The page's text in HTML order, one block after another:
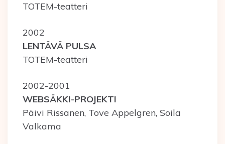
TOTEM-teatteri
2002
LENTÄVÄ PULSA
TOTEM-teatteri
2002-2001
WEBSÄKKI-PROJEKTI
Päivi Rissanen, Tove Appelgren, Soila
Valkama